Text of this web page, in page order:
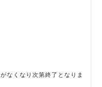
なくなり次第終了となりま